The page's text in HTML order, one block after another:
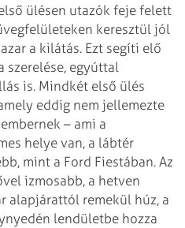
ülésen utazók feje felett
keresztül jól
a kilátás. Ezt segíti elő
szerelése, egyúttal
is. Mindkét első ülés
eddig nem jellemezte
– ami a
helye van, a lábtér
mint a Ford Fiestában. Az
izmosabb, a hetven
alapjárattól remekül húz, a
lendületbe hozza